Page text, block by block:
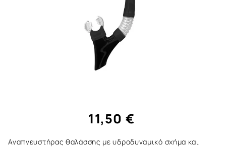
11,50 €
Αναπνευστήρας θαλάσσης με υδροδυναμικό σχήμα και